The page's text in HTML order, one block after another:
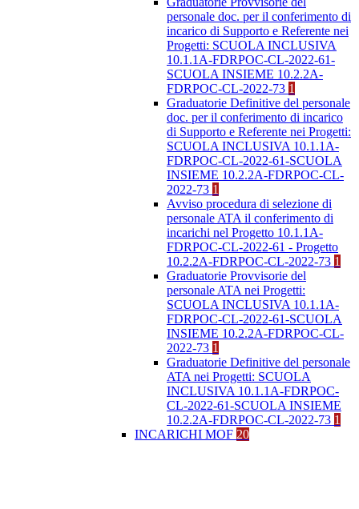
personale doc. per il conferimento di
incarico di Supporto e Referente nei
Progetti: SCUOLA INCLUSIVA
10.1.1A-FDRPOC-CL-2022-61-
SCUOLA INSIEME 10.2.2A-
FDRPOC-CL-2022-73 1
Graduatorie Definitive del personale
doc. per il conferimento di incarico
di Supporto e Referente nei Progetti:
SCUOLA INCLUSIVA 10.1.1A-
FDRPOC-CL-2022-61-SCUOLA
INSIEME 10.2.2A-FDRPOC-CL-
2022-73 1
Avviso procedura di selezione di
personale ATA il conferimento di
incarichi nel Progetto 10.1.1A-
FDRPOC-CL-2022-61 - Progetto
10.2.2A-FDRPOC-CL-2022-73 1
Graduatorie Provvisorie del
personale ATA nei Progetti:
SCUOLA INCLUSIVA 10.1.1A-
FDRPOC-CL-2022-61-SCUOLA
INSIEME 10.2.2A-FDRPOC-CL-
2022-73 1
Graduatorie Definitive del personale
ATA nei Progetti: SCUOLA
INCLUSIVA 10.1.1A-FDRPOC-
CL-2022-61-SCUOLA INSIEME
10.2.2A-FDRPOC-CL-2022-73 1
INCARICHI MOF 20